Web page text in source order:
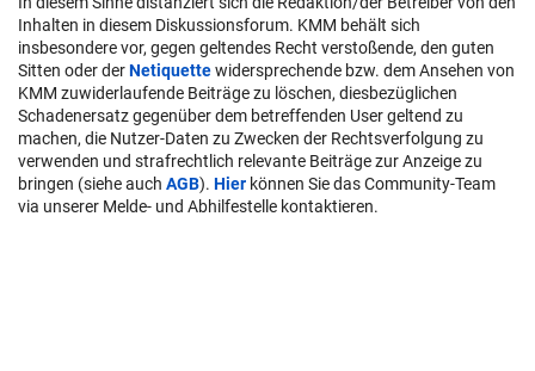
Inhalten in diesem Diskussionsforum. KMM behält sich
insbesondere vor, gegen geltendes Recht verstoßende, den guten
Sitten oder derNetiquettewidersprechende bzw. dem Ansehen von
KMM zuwiderlaufende Beiträge zu löschen, diesbezüglichen
Schadenersatz gegenüber dem betreffenden User geltend zu
machen, die Nutzer-Daten zu Zwecken der Rechtsverfolgung zu
verwenden und strafrechtlich relevante Beiträge zur Anzeige zu
bringen (siehe auch AGB). Hier können Sie das Community-Team
via unserer Melde- und Abhilfestelle kontaktieren.